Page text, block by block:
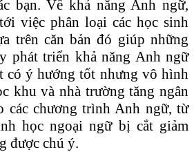
bạn. Về khả năng Anh ngữ,
việc phân loại các học sinh
trên căn bản đó giúp những
phát triển khả năng Anh ngữ
có ý hướng tốt nhưng vô hình
khu và nhà trường tăng ngân
các chương trình Anh ngữ, từ
học ngoại ngữ bị cắt giảm
được chú ý.